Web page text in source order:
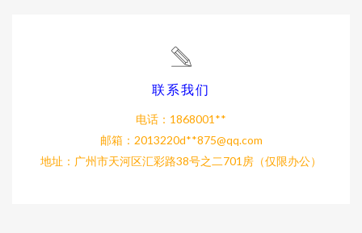
联系我们
电话：1868001**
邮箱：2013220d**875@qq.com
地址：广州市天河区汇彩路38号之二701房（仅限办公）